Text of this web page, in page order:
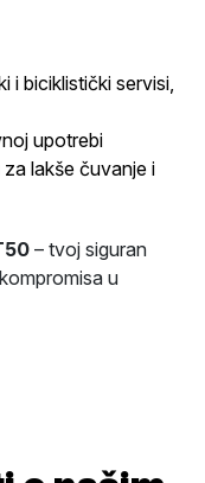
i biciklistički servisi,
upotrebi
lakše čuvanje i
– tvoj siguran
u